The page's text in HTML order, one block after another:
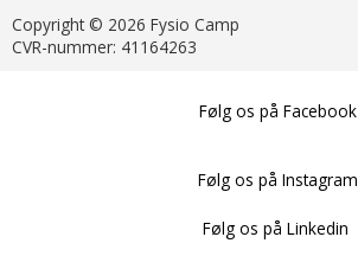
Copyright © 2026 Fysio Camp
CVR-nummer: 41164263
Følg os på Facebook
Følg os på Instagram
Følg os på Linkedin